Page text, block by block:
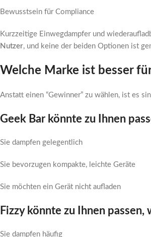
Bewusstsein für Compliance
Kurzzeitige Einwegdampfer und
Nutzer, und keine der beiden Optionen ist
Welche Marke ist besser
Anstatt einen “Gewinner” zu wählen, ist es
Geek Bar könnte zu Ihnen
Sie dampfen gelegentlich
Sie bevorzugen kompakte, leichte Geräte
Sie möchten ein Gerät nicht aufladen
Fizzy könnte zu Ihnen passen,
Sie dampfen häufig